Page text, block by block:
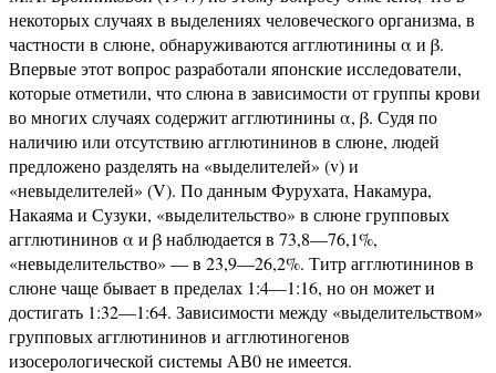
некоторых случаях в выделениях человеческого организма, в
частности в слюне, обнаруживаются агглютинины α и β.
Впервые этот вопрос разработали японские исследователи,
которые отметили, что слюна в зависимости от группы крови
во многих случаях содержит агглютинины α, β. Судя по
наличию или отсутствию агглютининов в слюне, людей
предложено разделять на «выделителей» (v) и
«невыделителей» (V). По данным Фурухата, Накамура,
Накаяма и Сузуки, «выделительство» в слюне групповых
агглютининов α и β наблюдается в 73,8—76,1%,
«невыделительство» — в 23,9—26,2%. Титр агглютининов в
слюне чаще бывает в пределах 1:4—1:16, но он может и
достигать 1:32—1:64. Зависимости между «выделительством»
групповых агглютининов и агглютиногенов
изосерологической системы АВ0 не имеется.